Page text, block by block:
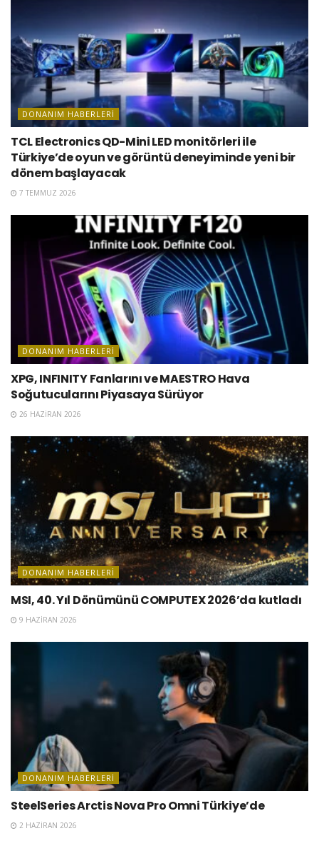
DONANIM HABERLERI
TCL Electronics QD-Mini LED monitörleri ile
Türkiye’de oyun ve görüntü deneyiminde yeni bir
dönem başlayacak
7 TEMMUZ 2026
DONANIM HABERLERI
XPG, INFINITY Fanlarını ve MAESTRO Hava
Soğutucularını Piyasaya Sürüyor
26 HAZIRAN 2026
DONANIM HABERLERI
MSI, 40. Yıl Dönümünü COMPUTEX 2026’da kutladı
9 HAZIRAN 2026
DONANIM HABERLERI
SteelSeries Arctis Nova Pro Omni Türkiye’de
2 HAZIRAN 2026